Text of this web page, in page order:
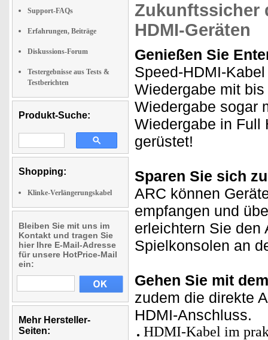
Support-FAQs
Erfahrungen, Beiträge
Diskussions-Forum
Testergebnisse aus Tests &
Testberichten
Produkt-Suche:
Shopping:
Klinke-Verlängerungskabel
Bleiben Sie mit uns im
Kontakt und tragen Sie
hier Ihre E-Mail-Adresse
für unsere HotPrice-Mail
ein:
Mehr Hersteller-
Seiten:
Zukunftssicher
HDMI-Geräten
Genießen Sie
Speed-HDMI-
Wiedergabe mit
Wiedergabe sogar
Wiedergabe in Full
gerüstet!
Sparen Sie sich
ARC können
empfangen und
erleichtern Sie den
Spielkonsolen an
Gehen Sie mit
zudem die direkte
HDMI-Anschluss.
HDMI-Kabel im